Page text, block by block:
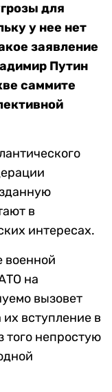
для
у нее нет
заявление
Путин
саммите
в
интересах.
военной
на
вызовет
вступление в
того непростую